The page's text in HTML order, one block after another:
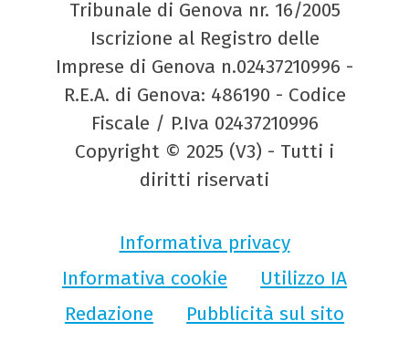
Tribunale di Genova nr. 16/2005
Iscrizione al Registro delle
Imprese di Genova n.02437210996 -
R.E.A. di Genova: 486190 - Codice
Fiscale / P.Iva 02437210996
Copyright © 2025 (V3) - Tutti i
diritti riservati
Informativa privacy
Informativa cookie
Utilizzo IA
Redazione
Pubblicità sul sito